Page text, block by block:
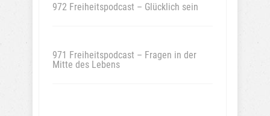
972 Freiheitspodcast – Glücklich sein
971 Freiheitspodcast – Fragen in der
Mitte des Lebens